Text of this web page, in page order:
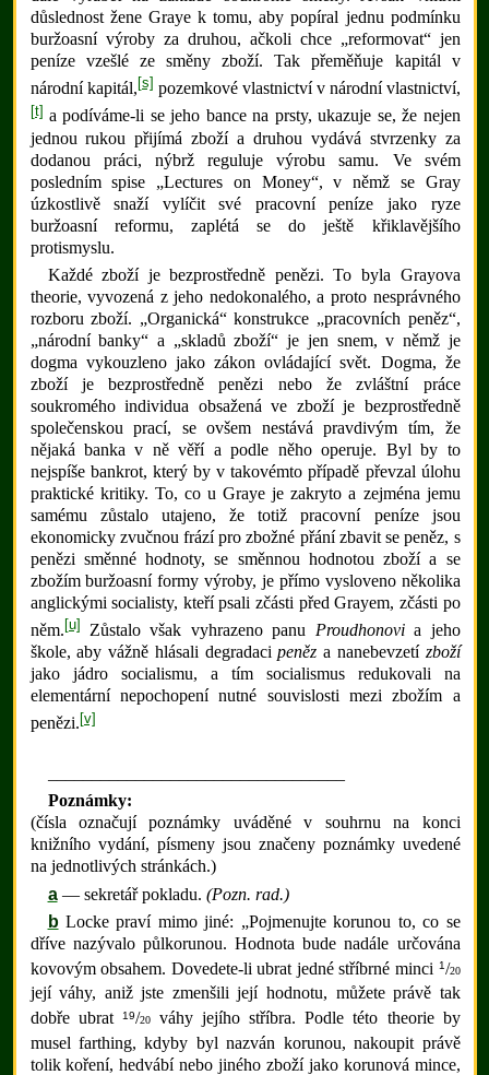
důslednost žene Graye k tomu, aby popíral jednu podmínku
buržoasní výroby za druhou, ačkoli chce „reformovat“ jen
peníze vzešlé ze směny zboží. Tak přeměňuje kapitál v
národní kapitál, [s] pozemkové vlastnictví v národní vlastnictví,
[t] a podíváme-li se jeho bance na prsty, ukazuje se, že nejen
jednou rukou přijímá zboží a druhou vydává stvrzenky za
dodanou práci, nýbrž reguluje výrobu samu. Ve svém
posledním spise „Lectures on Money“, v němž se Gray
úzkostlivě snaží vylíčit své pracovní peníze jako ryze
buržoasní reformu, zaplétá se do ještě křiklavějšího
protismyslu.
Každé zboží je bezprostředně penězi. To byla Grayova
theorie, vyvozená z jeho nedokonalého, a proto nesprávného
rozboru zboží. „Organická“ konstrukce „pracovních peněz“,
„národní banky“ a „skladů zboží“ je jen snem, v němž je
dogma vykouzleno jako zákon ovládající svět. Dogma, že
zboží je bezprostředně penězi nebo že zvláštní práce
soukromého individua obsažená ve zboží je bezprostředně
společenskou prací, se ovšem nestává pravdivým tím, že
nějaká banka v ně věří a podle něho operuje. Byl by to
nejspíše bankrot, který by v takovémto případě převzal úlohu
praktické kritiky. To, co u Graye je zakryto a zejména jemu
samému zůstalo utajeno, že totiž pracovní peníze jsou
ekonomicky zvučnou frází pro zbožné přání zbavit se peněz, s
penězi směnné hodnoty, se směnnou hodnotou zboží a se
zbožím buržoasní formy výroby, je přímo vysloveno několika
anglickými socialisty, kteří psali zčásti před Grayem, zčásti po
něm. [u] Zůstalo však vyhrazeno panu Proudhonovia jeho
škole, aby vážně hlásali degradacipeněz a nanebevzetí zboží
jako jádro socialismu, a tím socialismus redukovali na
elementární nepochopení nutné souvislosti mezi zbožím a
penězi.[v]
Poznámky:
(čísla označují poznámky uváděné v souhrnu na konci
knižního vydání, písmeny jsou značeny poznámky uvedené
na jednotlivých stránkách.)
a— sekretář pokladu. (Pozn. rad.)
bLocke praví mimo jiné: „Pojmenujte korunou to, co se
dříve nazývalo půlkorunou. Hodnota bude nadále určována
kovovým obsahem. Dovedete-li ubrat jedné stříbrné minci
1/20
její váhy, aniž jste zmenšili její hodnotu, můžete právě tak
dobře ubrat
19/20váhy jejího stříbra. Podle této theorie by
musel farthing, kdyby byl nazván korunou, nakoupit právě
tolik koření, hedvábí nebo jiného zboží jako korunová mince,